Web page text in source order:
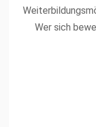
Wer sich